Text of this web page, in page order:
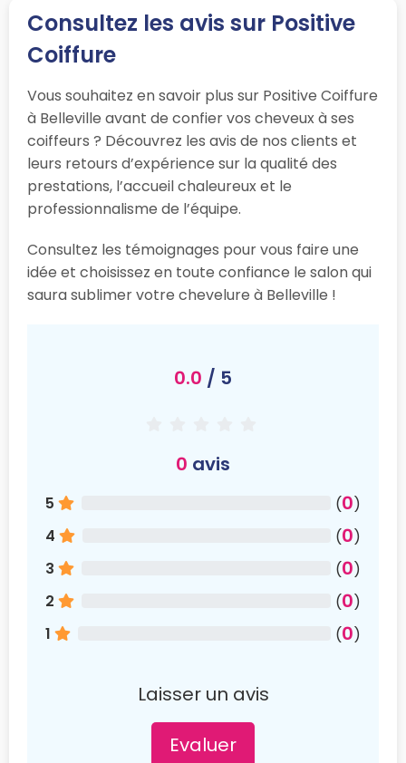
Consultez les avis sur Positive
Coiffure
Vous souhaitez en savoir plus sur Positive Coiffure
à Belleville avant de confier vos cheveux à ses
coiffeurs ? Découvrez les avis de nos clients et
leurs retours d’expérience sur la qualité des
prestations, l’accueil chaleureux et le
professionnalisme de l’équipe.
Consultez les témoignages pour vous faire une
idée et choisissez en toute confiance le salon qui
saura sublimer votre chevelure à Belleville !
0.0 / 5
0 avis
5 (0)
4
(0)
3
(0)
2
(0)
1
(0)
Laisser un avis
Evaluer